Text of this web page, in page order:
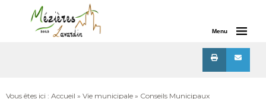
Menu
Vous êtes ici : Accueil » Vie municipale » Conseils Municipaux